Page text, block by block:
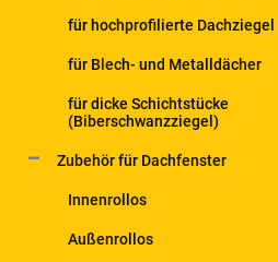
für hochprofilierte Dachziegel
für Blech- und Metalldächer
für dicke Schichtstücke
(Biberschwanzziegel)
Zubehör für Dachfenster
Innenrollos
Außenrollos